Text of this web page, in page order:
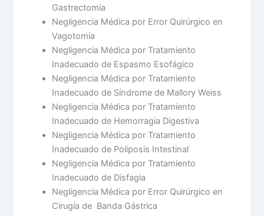
Gastrectomía
Negligencia Médica por Error Quirúrgico en
Vagotomía
Negligencia Médica por Tratamiento
Inadecuado de Espasmo Esofágico
Negligencia Médica por Tratamiento
Inadecuado de Síndrome de Mallory Weiss
Negligencia Médica por Tratamiento
Inadecuado de Hemorragia Digestiva
Negligencia Médica por Tratamiento
Inadecuado de Poliposis Intestinal
Negligencia Médica por Tratamiento
Inadecuado de Disfagia
Negligencia Médica por Error Quirúrgico en
Cirugía de Banda Gástrica